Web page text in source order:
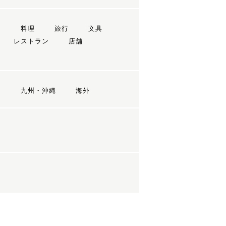
料理 旅行
文具
レストラン
店舗
九州・沖縄 海外